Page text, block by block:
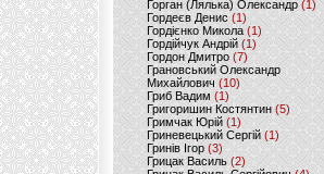
Горган (Лялька) Олександр(1)
Гордеєв Денис (1)
Гордієнко Микола (1)
Гордійчук Андрій (1)
Гордон Дмитро (7)
Грановський Олександр
Михайлович (10)
Гриб Вадим (1)
Григоришин Костянтин (5)
Гримчак Юрій(1)
Гриневецький Сергій(1)
Гринів Ігор (3)
Грицак Василь (2)